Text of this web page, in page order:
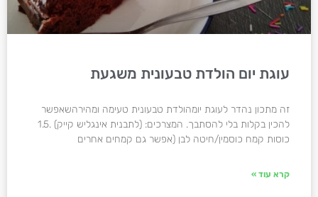
עוגת יום הולדת טבעונית משגעת
זה מתכון נהדר לעוגת יומהולדת טבעונית טעימה ומהירהשאפשר
להכין בקלות בלי להסתבך. המצרכים: (לתבנית אינגליש קייק) .1.5
כוסות קמח כוסמין/חיטה לבן (אפשר גם קמחים אחרים
קרא עוד »